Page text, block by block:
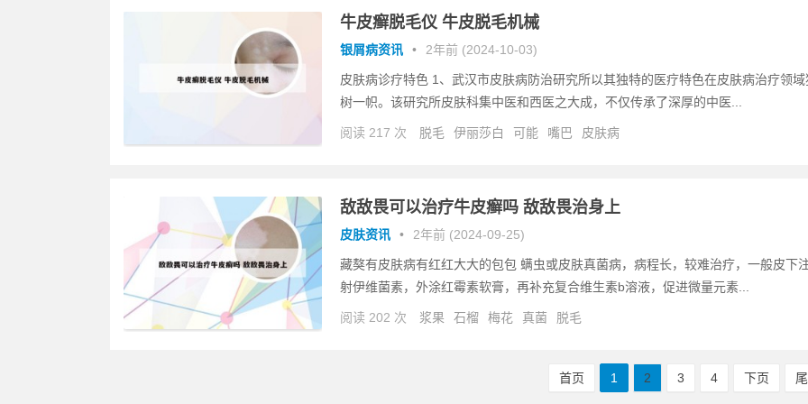
牛皮癣脱毛仪 牛皮脱毛机械
银屑病资讯 • 2年前 (2024-10-03)
皮肤病诊疗特色 1、武汉市皮肤病防治研究所以其独特的医疗特色在皮肤病治疗领域
树一帜。该研究所皮肤科集中医和西医之大成，不仅传承了深厚的中医...
阅读 217 次 脱毛 伊丽莎白 可能 嘴巴 皮肤病
敌敌畏可以治疗牛皮癣吗 敌敌畏治身上
皮肤资讯 • 2年前 (2024-09-25)
藏獒有皮肤病有红红大大的包包 螨虫或皮肤真菌病，病程长，较难治疗，一般皮下
射伊维菌素，外涂红霉素软膏，再补充复合维生素b溶液，促进微量元素...
阅读 202 次 浆果 石榴 梅花 真菌 脱毛
首页 1 2 3 4 下页